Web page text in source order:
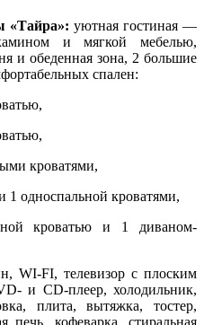
«Тайра»: уютная гостиная —
и мягкой мебелью,
и обеденная зона, 2 большие
спален:
кроватями,
1 односпальной кроватями,
кроватью и 1 диваном-
WI-FI, телевизор с плоским
и CD-плеер, холодильник,
плита, вытяжка, тостер,